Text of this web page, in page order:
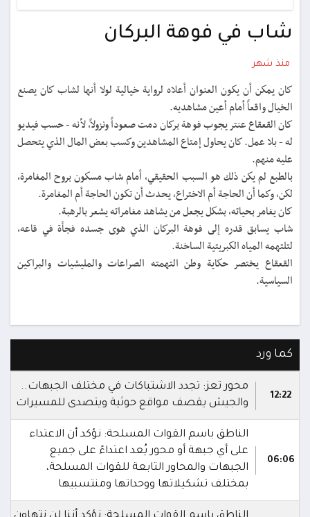
شاب في فوهة البركان
منذ شهر
كان يمكن أن يكون العنوان أعلاه لرواية خيالية لولا أنها لشاب كان يصنع
الخيال واقعاً أمام أعين مشاهديه.
كان القعقاع عنتر يجوب فوهة بركان دمت صعوداً ونزولاً، لأنه - حسب فيديو
له - بلا عمل. كان يحاول إمتاع المشاهدين وكسب بعض المال الذي يتحصل
عليه منهم.
بالطبع لم يكن ذلك هو السبب الحقيقي، أمام شاب مسكون بروح المغامرة،
لكن، وكما أن الحاجة أم الاختراع، يحدث أن تكون الحاجة أم المغامرة.
كان يغامر بحياته، بشكل يجعل من يشاهد مغامراته يشعر بالرهبة.
شاب يسابق قدره إلى فوهة البركان الذي هوى جسده فجأة في قاعه،
لتلتهمه المياه الكبريتية الساخنة.
القعقاع يختصر حكاية وطن التهمته الصراعات والمليشيات والبراكين
السياسية.
كما ورد
12:22
محور تعز: تجدد الاشتباكات في مختلف الجبهات..
والجيش يقصف مواقع حوثية ويتصدى للمسيرات
06:06
الناطق باسم القوات المسلحة: نؤكد أن الاعتداء
على أي جبهة أو محور يُعد اعتداءً على جميع
الجبهات والمحاور التابعة للقوات المسلحة،
بمختلف تشكيلاتها ووحداتها ومنتسبيها